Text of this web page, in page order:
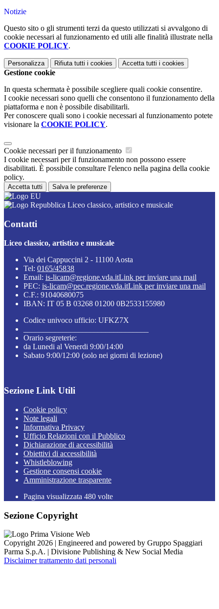
Notizie
Questo sito o gli strumenti terzi da questo utilizzati si avvalgono di
cookie necessari al funzionamento ed utili alle finalità illustrate nella
COOKIE POLICY.
Personalizza Rifiuta tutti i cookies Accetta tutti i cookies
Gestione cookie
In questa schermata è possibile scegliere quali cookie consentire.
I cookie necessari sono quelli che consentono il funzionamento della
piattaforma e non è possibile disabilitarli.
Per conoscere quali sono i cookie necessari al funzionamento potete
visionare la COOKIE POLICY.
Cookie necessari per il funzionamento
I cookie necessari per il funzionamento non possono essere
disabilitati. È possibile consultare l'elenco nella pagina della cookie
policy.
Accetta tutti Salva le preferenze
Liceo classico, artistico e musicale
Contatti
Liceo classico, artistico e musicale
Via dei Cappuccini 2 - 11100 Aosta
Tel: 0165/45838
Email: is-licam@regione.vda.itLink per inviare una mail
PEC: is-licam@pec.regione.vda.itLink per inviare una mail
C.F.: 91040680075
IBAN: IT 05 B 03268 01200 0B2533155980
Codice univoco ufficio: UFKZ7X
Orario segreterie:
da Lunedi al Venerdi 9:00/14:00
Sabato 9:00/12:00 (solo nei giorni di lezione)
Sezione Link Utili
Cookie policy
Note legali
Informativa Privacy
Ufficio Relazioni con il Pubblico
Dichiarazione di accessibilità
Obiettivi di accessibilità
Whistleblowing
Gestione consensi cookie
Amministrazione trasparente
Pagina visualizzata 480 volte
Sezione Copyright
Copyright 2026 | Engineered and powered by Gruppo Spaggiari
Parma S.p.A. | Divisione Publishing & New Social Media
Disclaimer trattamento dati personali